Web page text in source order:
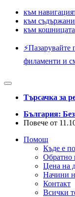
към
към
към кошницата
⚡️Пазарувайте
филаменти и
Търсачка за
България:
Повече от
Помощ
Къде е
Обратно
Цена на
Начини
Контакт
Всички